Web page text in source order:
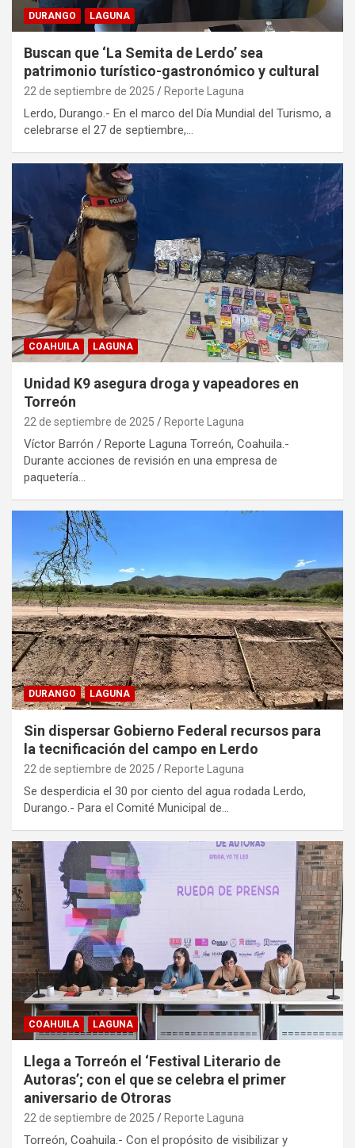
DURANGO LAGUNA
Buscan que ‘La Semita de Lerdo’ sea
patrimonio turístico-gastronómico y cultural
22 de septiembre de 2025 Reporte Laguna
Lerdo, Durango.- En el marco del Día Mundial del Turismo, a
celebrarse el 27 de septiembre,…
COAHUILA LAGUNA
Unidad K9 asegura droga y vapeadores en
Torreón
22 de septiembre de 2025 Reporte Laguna
Víctor Barrón / Reporte Laguna Torreón, Coahuila.-
Durante acciones de revisión en una empresa de
paquetería…
DURANGO LAGUNA
Sin dispersar Gobierno Federal recursos para
la tecnificación del campo en Lerdo
22 de septiembre de 2025 Reporte Laguna
Se desperdicia el 30 por ciento del agua rodada Lerdo,
Durango.- Para el Comité Municipal de…
COAHUILA LAGUNA
Llega a Torreón el ‘Festival Literario de
Autoras’; con el que se celebra el primer
aniversario de Otroras
22 de septiembre de 2025 Reporte Laguna
Torreón, Coahuila.- Con el propósito de visibilizar y